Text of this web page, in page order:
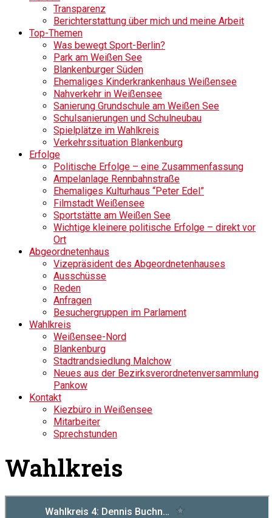
Transparenz
Berichterstattung über mich und meine Arbeit
Top-Themen
Was bewegt Sport-Berlin?
Park am Weißen See
Blankenburger Süden
Ehemaliges Kinderkrankenhaus Weißensee
Nahverkehr in Weißensee
Sanierung Grundschule am Weißen See
Schulsanierungen und Schulneubau
Spielplätze im Wahlkreis
Verkehrssituation Blankenburg
Erfolge
Politische Erfolge – eine Zusammenfassung
Ampelanlage Rennbahnstraße
Ehemaliges Kulturhaus “Peter Edel”
Filmstadt Weißensee
Sportstätte am Weißen See
Wichtige kleinere politische Erfolge – direkt vor
Ort
Abgeordnetenhaus
Vizepräsident des Abgeordnetenhauses
Ausschüsse
Reden
Anfragen
Besuchergruppen im Parlament
Wahlkreis
Weißensee-Nord
Blankenburg
Stadtrandsiedlung Malchow
Neues aus der Bezirksverordnetenversammlung
Pankow
Kontakt
Kiezbüro in Weißensee
Mitarbeiter
Sprechstunden
Wahlkreis